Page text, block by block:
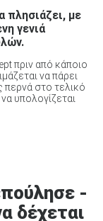
πλησιάζει, με
γενιά
πριν από κάποιο
να πάρει
στο τελικό
υπολογίζεται
-
δέχεται